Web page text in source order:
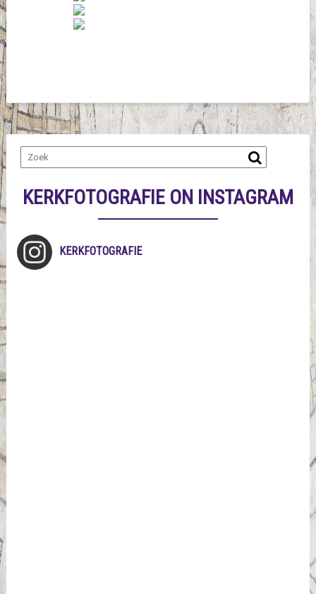
KERKFOTOGRAFIE ON INSTAGRAM
KERKFOTOGRAFIE